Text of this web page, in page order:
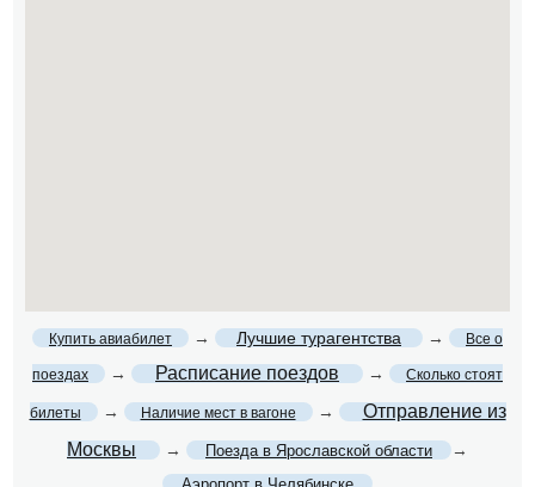
Купить авиабилет → Лучшие турагентства → Все о
поездах → Расписание поездов → Сколько стоят
билеты → Наличие мест в вагоне →
Отправление из
Москвы
→ Поезда в Ярославской области →